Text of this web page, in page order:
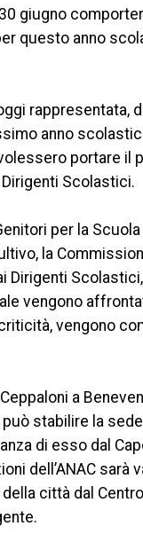
giugno
questo anno
rappresentata,
anno
portare il
Scolastici.
per la
la
Dirigenti
vengono
vengono
a
può stabilire la
di esso dal
dell’ANAC sarà
città dal